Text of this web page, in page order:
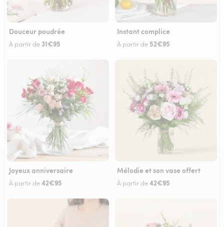
Douceur poudrée
À partir de 31€95
Instant complice
À partir de 52€95
Joyeux anniversaire
À partir de42€95
Mélodie et son vase offert
À partir de42€95